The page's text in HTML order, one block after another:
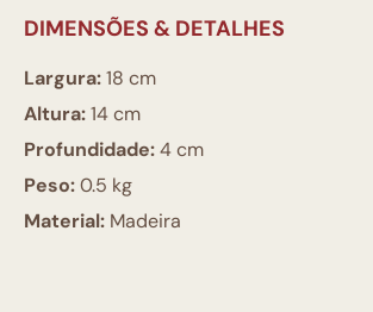
DIMENSÕES & DETALHES
Largura:18 cm
Altura:14 cm
Profundidade:4 cm
Peso:0.5 kg
Material: Madeira